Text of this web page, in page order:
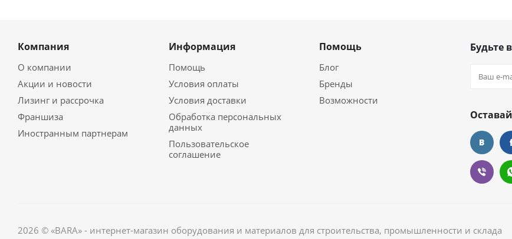
Компания
О компании
Акции и новости
Лизинг и рассрочка
Франшиза
Иностранным партнерам
Информация
Помощь
Условия оплаты
Условия доставки
Обработка персональных
данных
Пользовательское
соглашение
Помощь
Блог
Бренды
Возможности
Будьте
2026 © «BARA» - интернет-магазин оборудования и материалов для строительства, промышленности и склада